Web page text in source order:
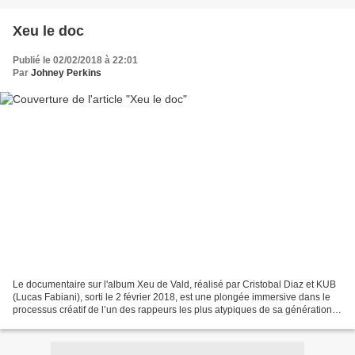
Xeu le doc
Publié le 02/02/2018 à 22:01
Par Johney Perkins
Le documentaire sur l'album Xeu de Vald, réalisé par Cristobal Diaz et KUB
(Lucas Fabiani), sorti le 2 février 2018, est une plongée immersive dans le
processus créatif de l’un des rappeurs les plus atypiques de sa génération.